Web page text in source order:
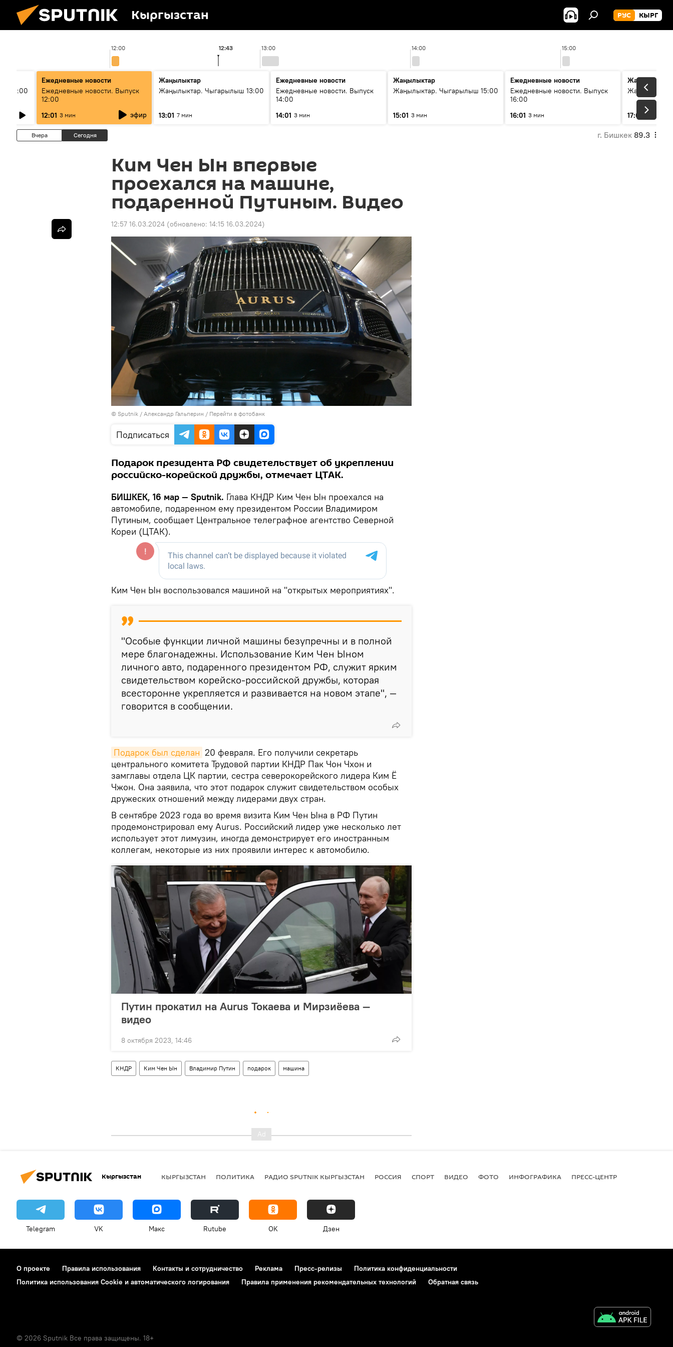
Кыргызстан РУС КЫРГ
12:00 13:00 14:00 15:00
12:43
11:00
Ежедневные новости
Ежедневные новости. Выпуск
12:00
12:01 3 мин эфир
Жаңылыктар
Жаңылыктар. Чыгарылыш 13:00
13:01 7 мин
Ежедневные новости
Ежедневные новости. Выпуск
14:00
14:01 3 мин
Жаңылыктар
Жаңылыктар. Чыгарылыш 15:00
15:01 3 мин
Ежедневные новости
Ежедневные новости. Выпуск
16:00
16:01 3 мин
Жаңылыктар
17:01 5 мин
Вчера Сегодня г. Бишкек 89.3
Ким Чен Ын впервые
проехался на машине,
подаренной Путиным. Видео
12:57 16.03.2024 (обновлено: 14:15 16.03.2024)
© Sputnik / Александр Гальперин / Перейти в фотобанк
Подписаться
Подарок президента РФ свидетельствует об укреплении
российско-корейской дружбы, отмечает ЦТАК.
БИШКЕК, 16 мар — Sputnik. Глава КНДР Ким Чен Ын проехался на
автомобиле, подаренном ему президентом России Владимиром
Путиным, сообщает Центральное телеграфное агентство Северной
Кореи (ЦТАК).
Ким Чен Ын воспользовался машиной на "открытых мероприятиях".
"Особые функции личной машины безупречны и в полной
мере благонадежны. Использование Ким Чен Ыном
личного авто, подаренного президентом РФ, служит ярким
свидетельством корейско-российской дружбы, которая
всесторонне укрепляется и развивается на новом этапе", —
говорится в сообщении.
Подарок был сделан 20 февраля. Его получили секретарь
центрального комитета Трудовой партии КНДР Пак Чон Чхон и
замглавы отдела ЦК партии, сестра северокорейского лидера Ким Ё
Чжон. Она заявила, что этот подарок служит свидетельством особых
дружеских отношений между лидерами двух стран.
В сентябре 2023 года во время визита Ким Чен Ына в РФ Путин
продемонстрировал ему Aurus. Российский лидер уже несколько лет
использует этот лимузин, иногда демонстрирует его иностранным
коллегам, некоторые из них проявили интерес к автомобилю.
Путин прокатил на Aurus Токаева и Мирзиёева —
видео
8 октября 2023, 14:46
КНДР Ким Чен Ын Владимир Путин подарок машина
Кыргызстан КЫРГЫЗСТАН ПОЛИТИКА РАДИО SPUTNIK КЫРГЫЗСТАН РОССИЯ СПОРТ ВИДЕО ФОТО ИНФОГРАФИКА ПРЕСС-ЦЕНТР
Telegram VK Макс Rutube OK Дзен
О проекте Правила использования Контакты и сотрудничество Реклама Пресс-релизы
Политика конфиденциальности
Политика использования Cookie и автоматического логирования
Правила применения рекомендательных технологий Обратная связь
© 2026 Sputnik Все права защищены. 18+